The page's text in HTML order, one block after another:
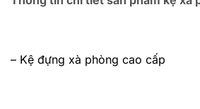
– Kệ đựng xà phòng cao cấp